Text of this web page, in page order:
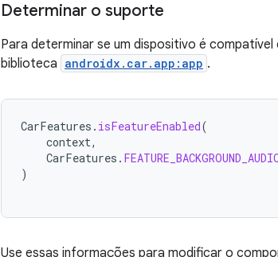
Determinar o suporte
Para determinar se um dispositivo é
biblioteca androidx.car.app:app .
CarFeatures . isFeatureEnabled(
context,
CarFeatures .
)
Use essas informações para modificar o